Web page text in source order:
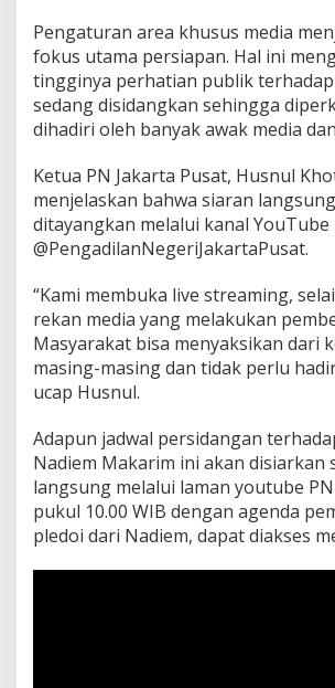
Pengaturan area khusus media
fokus utama persiapan. Hal ini
tingginya perhatian publik
sedang disidangkan sehingga
dihadiri oleh banyak awak media
Ketua PN Jakarta Pusat, Husnul
menjelaskan bahwa siaran
ditayangkan melalui kanal YouTube
@PengadilanNegeriJakartaPusat.
“Kami membuka live streaming,
rekan media yang melakukan
Masyarakat bisa menyaksikan dari
masing-masing dan tidak perlu
ucap Husnul.
Adapun jadwal persidangan
Nadiem Makarim ini akan disiarkan
langsung melalui laman youtube
pukul 10.00 WIB dengan agenda
pledoi dari Nadiem, dapat diakses